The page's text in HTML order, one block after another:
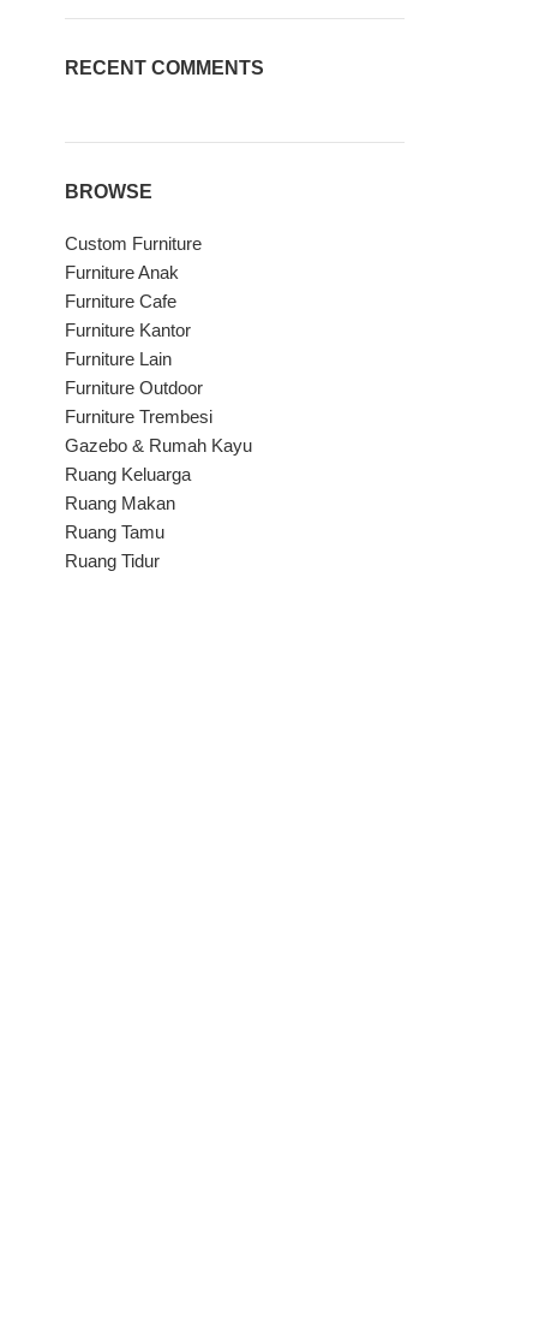
RECENT COMMENTS
BROWSE
Custom Furniture
Furniture Anak
Furniture Cafe
Furniture Kantor
Furniture Lain
Furniture Outdoor
Furniture Trembesi
Gazebo & Rumah Kayu
Ruang Keluarga
Ruang Makan
Ruang Tamu
Ruang Tidur